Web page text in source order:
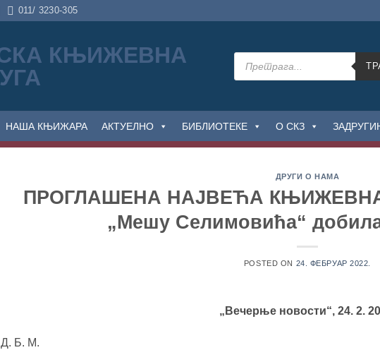
011/ 3230-305
Products
search
НАША КЊИЖАРА АКТУЕЛНО БИБЛИОТЕКЕ О СКЗ
ДРУГИ О НАМА
ПРОГЛАШЕНА НАЈВЕЋА
„Мешу Селимовића“
POSTED ON 24. ФЕБРУАР 2022.
„Вечерње новости“, 24. 2.
Д. Б. М.